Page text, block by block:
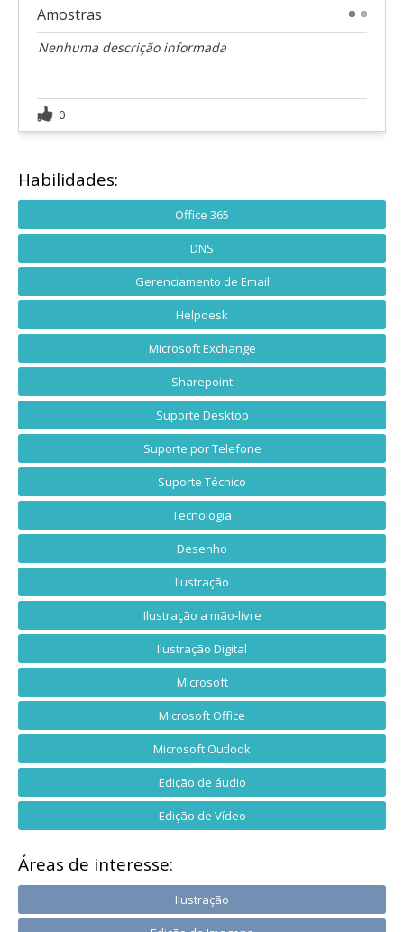
Amostras
Nenhuma descrição informada
0
Habilidades:
Office 365
DNS
Gerenciamento de Email
Helpdesk
Microsoft Exchange
Sharepoint
Suporte Desktop
Suporte por Telefone
Suporte Técnico
Tecnologia
Desenho
Ilustração
Ilustração a mão-livre
Ilustração Digital
Microsoft
Microsoft Office
Microsoft Outlook
Edição de áudio
Edição de Vídeo
Áreas de interesse:
Ilustração